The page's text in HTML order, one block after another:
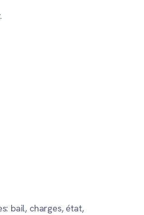
bail, charges, état,